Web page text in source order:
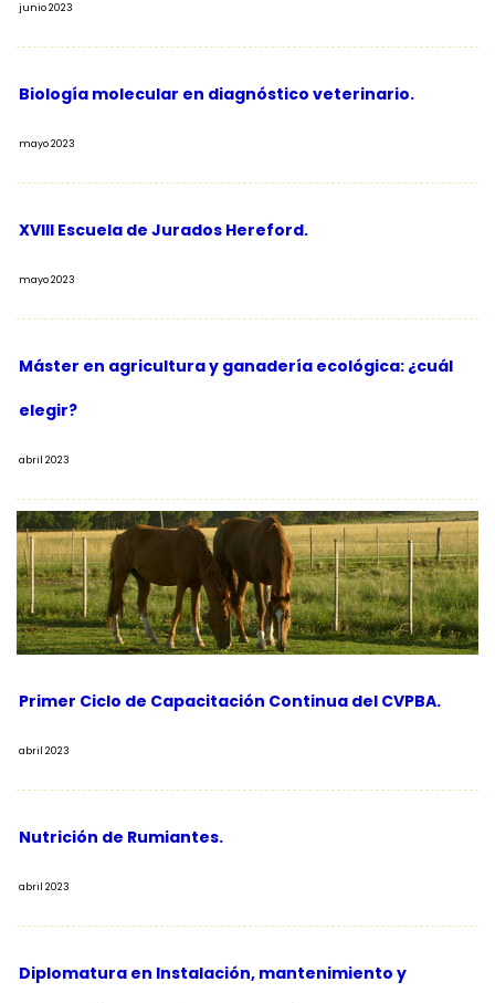
junio 2023
Biología molecular en diagnóstico veterinario.
mayo 2023
XVIII Escuela de Jurados Hereford.
mayo 2023
Máster en agricultura y ganadería ecológica: ¿cuál
elegir?
abril 2023
Primer Ciclo de Capacitación Continua del CVPBA.
abril 2023
Nutrición de Rumiantes.
abril 2023
Diplomatura en Instalación, mantenimiento y